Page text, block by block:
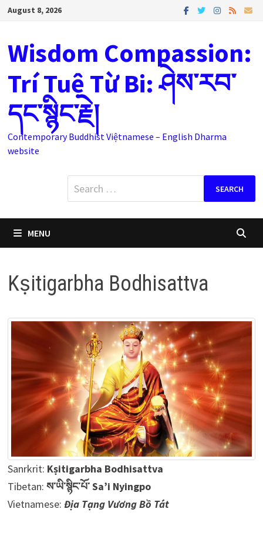
SkipAugust 8, 2026
Wisdom Compassion:
Trí Tuệ Từ Bi: ཤེས་རབ་
དང་སྙིང་རྗེ།
Contemporary Buddhist Việtnamese – English Dharma
website
Search
for:
MENU
Kṣitigarbha Bodhisattva
Sanrkrit: Kṣitigarbha Bodhisattva
Tibetan: ས་ཡི་སྙིང་པོ་ Sa’i Nyingpo
Vietnamese: Địa Tạng Vương Bồ Tát